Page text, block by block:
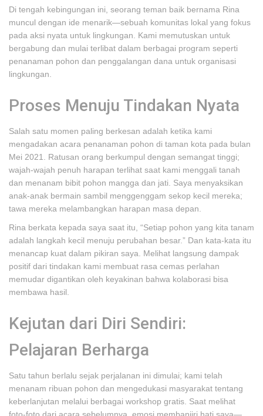
Di tengah kebingungan ini, seorang teman baik bernama Rina
muncul dengan ide menarik—sebuah komunitas lokal yang fokus
pada aksi nyata untuk lingkungan. Kami memutuskan untuk
bergabung dan mulai terlibat dalam berbagai program seperti
penanaman pohon dan penggalangan dana untuk organisasi
lingkungan.
Proses Menuju Tindakan Nyata
Salah satu momen paling berkesan adalah ketika kami
mengadakan acara penanaman pohon di taman kota pada bulan
Mei 2021. Ratusan orang berkumpul dengan semangat tinggi;
wajah-wajah penuh harapan terlihat saat kami menggali tanah
dan menanam bibit pohon mangga dan jati. Saya menyaksikan
anak-anak bermain sambil menggenggam sekop kecil mereka;
tawa mereka melambangkan harapan masa depan.
Rina berkata kepada saya saat itu, “Setiap pohon yang kita tanam
adalah langkah kecil menuju perubahan besar.” Dan kata-kata itu
menancap kuat dalam pikiran saya. Melihat langsung dampak
positif dari tindakan kami membuat rasa cemas perlahan
memudar digantikan oleh keyakinan bahwa kolaborasi bisa
membawa hasil.
Kejutan dari Diri Sendiri:
Pelajaran Berharga
Satu tahun berlalu sejak perjalanan ini dimulai; kami telah
menanam ribuan pohon dan mengedukasi masyarakat tentang
keberlanjutan melalui berbagai workshop gratis. Saat melihat